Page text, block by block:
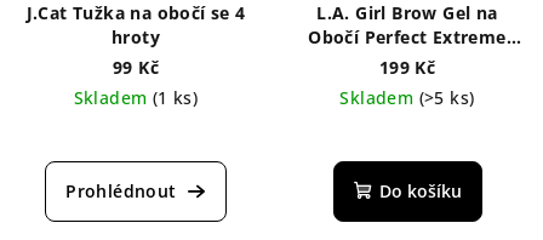
J.Cat Tužka na obočí se 4
hroty
99 Kč
Skladem (1 ks)
hodnocení
produktu
L.A. Girl Brow Gel na
Obočí Perfect Extreme
Hold Styling 4,5 g
199 Kč
Skladem (>5 ks)
hodnocení
produktu
Do košíku